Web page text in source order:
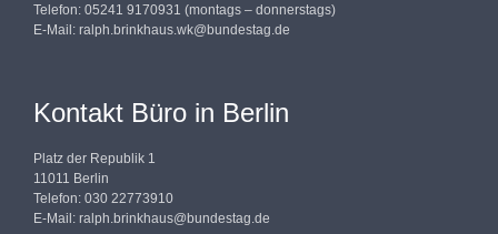
Telefon: 05241 9170931 (montags – donnerstags)
E-Mail: ralph.brinkhaus.wk@bundestag.de
Kontakt Büro in Berlin
Platz der Republik 1
11011 Berlin
Telefon: 030 22773910
E-Mail: ralph.brinkhaus@bundestag.de